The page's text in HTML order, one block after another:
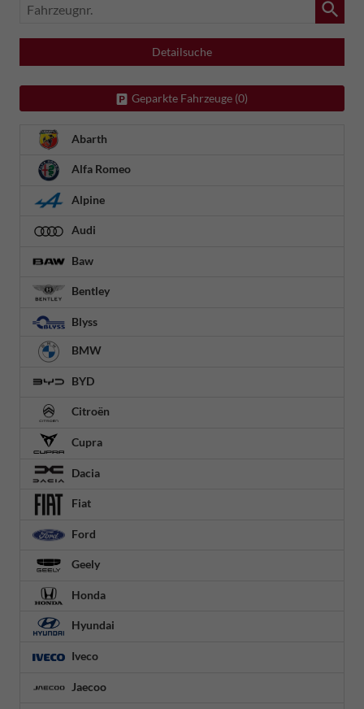
Fahrzeugnr.
Detailsuche
Geparkte Fahrzeuge (0)
Abarth
Alfa Romeo
Alpine
Audi
Baw
Bentley
Blyss
BMW
BYD
Citroën
Cupra
Dacia
Fiat
Ford
Geely
Honda
Hyundai
Iveco
Jaecoo